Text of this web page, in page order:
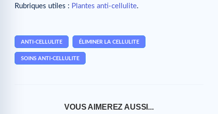
Rubriques utiles : Plantes anti-cellulite.
ANTI-CELLULITE ÉLIMINER LA CELLULITE
SOINS ANTI-CELLULITE
VOUS AIMEREZ AUSSI...